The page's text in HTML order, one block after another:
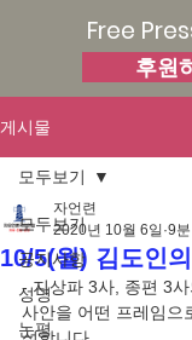
Free
후원
게시물
모두보기
공지사항
성명
논평
모두보기
10/5(월) 김도인
자언련
2020년 10월 6일 9
- 지상파 3사, 종편 3
사안을 어떤 프레임으